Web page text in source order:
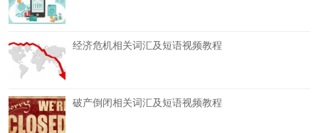
经济危机相关词汇及短语视频教程
破产倒闭相关词汇及短语视频教程